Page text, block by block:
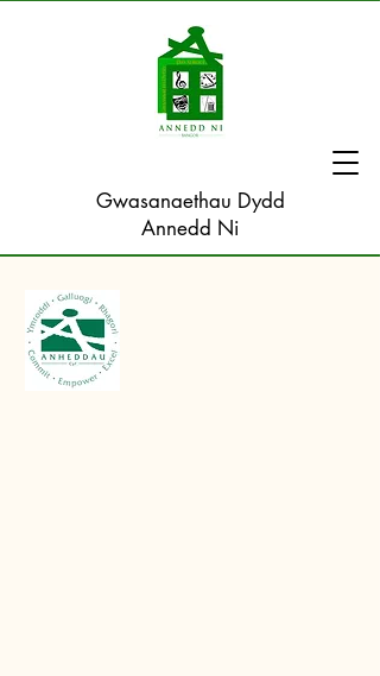
Gwasanaethau Dydd
Annedd Ni